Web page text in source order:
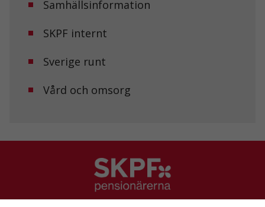
Samhällsinformation
SKPF internt
Sverige runt
Vård och omsorg